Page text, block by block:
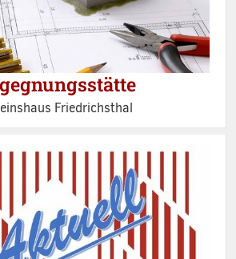
Friedrichsthal